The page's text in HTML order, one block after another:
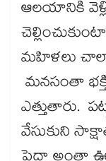
ఆలయానికి
మహిళలు చాలా
మనసంతా
ఎత్తుతారు.
వేసుకుని